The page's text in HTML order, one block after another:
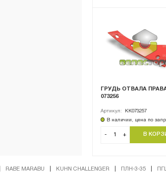
ГРУДЬ ОТВАЛА
073256
Артикул:
KK073257
В наличии, цена по
- +
RABE MARABU KUHN CHALLENGER ПЛН-3-35